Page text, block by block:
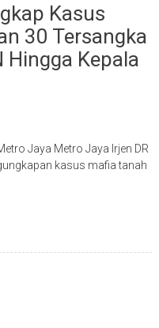
Kasus
30 Tersangka
Hingga Kepala
Jaya Metro Jaya Irjen DR
kasus mafia tanah